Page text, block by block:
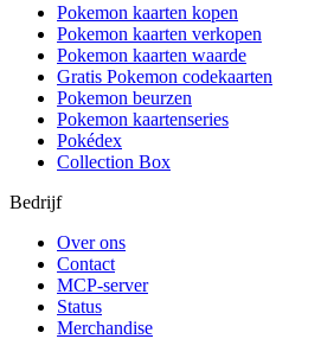
Pokemon kaarten kopen
Pokemon kaarten verkopen
Pokemon kaarten waarde
Gratis Pokemon codekaarten
Pokemon beurzen
Pokemon kaartenseries
Pokédex
Collection Box
Bedrijf
Over ons
Contact
MCP-server
Status
Merchandise